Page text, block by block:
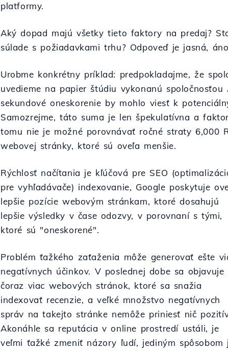
platformy.
Aký dopad majú všetky tieto faktory na predaj?
súlade s požiadavkami trhu? Odpoveď je jasná,
Urobme konkrétny príklad: predpokladajme, že
uvedieme na papier štúdiu vykonanú
sekundové oneskorenie by mohlo viesť k
Samozrejme, táto suma je len špekulatívna a
tomu nie je možné porovnávať ročné straty 6,000
webovej stránky, ktoré sú oveľa menšie.
Rýchlosť načítania je kľúčová pre SEO
pre vyhľadávače) indexovanie, Google poskytuje
lepšie pozície webovým stránkam, ktoré dosahujú
lepšie výsledky v čase odozvy, v porovnaní s tými,
ktoré sú "oneskorené".
Problém ťažkého zaťaženia môže generovať ešte
negatívnych účinkov. V poslednej dobe sa objavuje
čoraz viac webových stránok, ktoré sa snažia
indexovať recenzie, a veľké množstvo negatívnych
správ na takejto stránke nemôže priniesť nič
Akonáhle sa reputácia v online prostredí ustáli, je
veľmi ťažké zmeniť názory ľudí, jediným spôsobom